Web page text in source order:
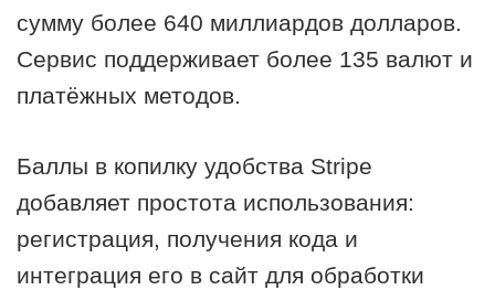
сумму более 640 миллиардов долларов.
Сервис поддерживает более 135 валют и
платёжных методов.
Баллы в копилку удобства Stripe
добавляет простота использования:
регистрация, получения кода и
интеграция его в сайт для обработки